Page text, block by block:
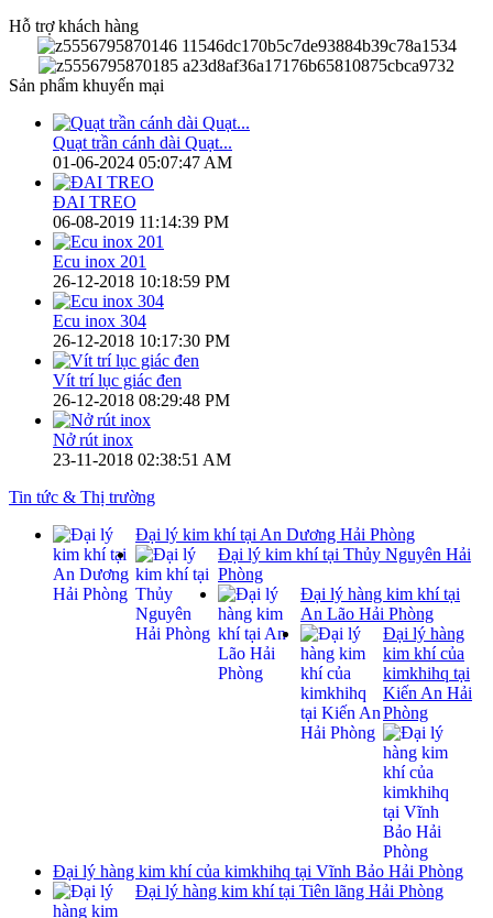
Hỗ trợ khách hàng
Sản phẩm khuyến mại
Quạt trần cánh dài Quạt...
01-06-2024 05:07:47 AM
ĐAI TREO
06-08-2019 11:14:39 PM
Ecu inox 201
26-12-2018 10:18:59 PM
Ecu inox 304
26-12-2018 10:17:30 PM
Vít trí lục giác đen
26-12-2018 08:29:48 PM
Nở rút inox
23-11-2018 02:38:51 AM
Tin tức & Thị trường
Đại lý kim khí tại An Dương Hải Phòng
Đại lý kim khí tại Thủy Nguyên Hải
Phòng
Đại lý hàng kim khí tại
An Lão Hải Phòng
Đại lý hàng
kim khí của
kimkhihq tại
Kiến An Hải
Phòng
Đại lý hàng kim khí của kimkhihq tại Vĩnh Bảo Hải Phòng
Đại lý hàng kim khí tại Tiên lãng Hải Phòng